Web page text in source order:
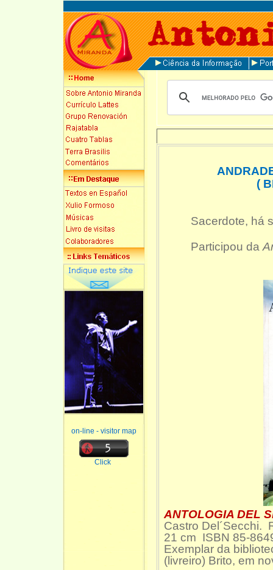
on-line - visitor map
Click
(
Sacerdote, há
Participou da
ANTOLOGIA DEL
Castro Del´Secchi.
21 cm ISBN 85-
Exemplar da
(livreiro) Brito, em